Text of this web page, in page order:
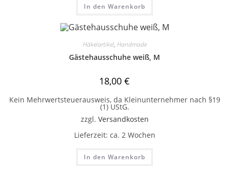
In den Warenkorb
Häkelartikel, Handmade
Gästehausschuhe weiß, M
18,00 €
Kein Mehrwertsteuerausweis, da Kleinunternehmer nach §19
(1) UStG.
zzgl. Versandkosten
Lieferzeit: ca. 2 Wochen
In den Warenkorb